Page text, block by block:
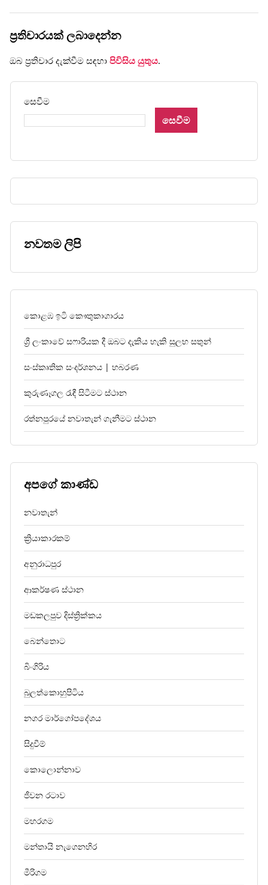
ප්‍රතිචාරයක් ලබාදෙන්න
ඔබ ප්‍රතිචාර දැක්වීම සඳහා පිවිසිය යුතුය.
සෙවීම
සෙවීම
නවතම ලිපි
කොළඹ ඉටි කෞතුකාගාරය
ශ්‍රී ලංකාවේ සෆාරියක දී ඔබට දැකිය හැකි සුලභ සතුන්
සංස්කෘතික සංදර්ශනය | හබරණ
කුරුණෑගල රැඳී සිටීමට ස්ථාන
රත්නපුරයේ නවාතැන් ගැනීමට ස්ථාන
අපගේ කාණ්ඩ
නවාතැන්
ක්‍රියාකාරකම්
අනුරාධපුර
ආකර්ෂණ ස්ථාන
මඩකලපුව දිස්ත්‍රික්කය
බෙන්තොට
බිංගිරිය
බුලත්කොහුපිටිය
නගර මාර්ගෝපදේශය
සිදුවීම්
කොලොන්නාව
ජීවන රටාව
මහරගම
මන්තායි නැගෙනහිර
මීරිගම